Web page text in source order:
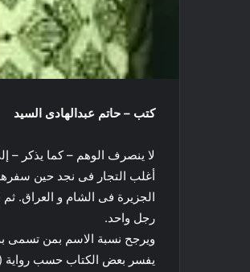
كتب – حاتم عبدالهادى السيد
لا ينصرف الوهم – كما يذكر –
أغلب التجار فى نجد حين
الجزيرة فى الشام و العراق.
رجل واحد.
ويرجح نسبة الاسم بمن تسمى
يفسر بعض الكتاب حسب رواية